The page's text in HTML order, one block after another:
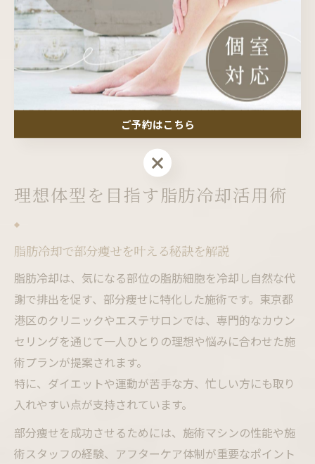
す。これにより、初めての方でも気軽に体験しやすい環
境が整っています。
今後も脂肪冷却技術は進化が期待されており、東京都港
区で理想のボディラインを目指す方は、最新の美容情報
や各クリニックの特徴を比較検討しながら、自分に合っ
た施術を選ぶことが成功のカギとなります。
理想体型を目指す脂肪冷却活用術
脂肪冷却で部分痩せを叶える秘訣を解説
脂肪冷却は、気になる部位の脂肪細胞を冷却し自然な代
謝で排出を促す、部分痩せに特化した施術です。東京都
港区のクリニックやエステサロンでは、専門的なカウン
セリングを通じて一人ひとりの理想や悩みに合わせた施
術プランが提案されます。
特に、ダイエットや運動が苦手な方、忙しい方にも取り
入れやすい点が支持されています。
部分痩せを成功させるためには、施術マシンの性能や施
術スタッフの経験、アフターケア体制が重要なポイント
ご予約はこちら
ご予約はこちら